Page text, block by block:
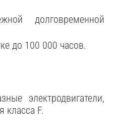
долговременной
до 100 000 часов.
электродвигатели,
класса F.